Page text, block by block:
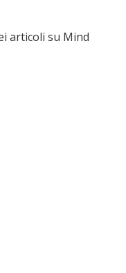
articoli su Mind